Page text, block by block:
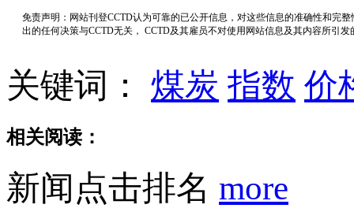
免责声明：网站刊登CCTD认为可靠的已公开信息，对这些信息的准确性和完
出的任何决策与CCTD无关， CCTD及其雇员不对使用网站信息及其内容所引
关键词： 煤炭 指数 价
相关阅读：
新闻点击排名 more